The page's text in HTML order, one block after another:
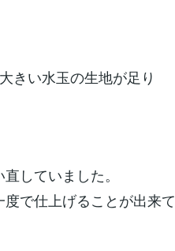
きい水玉の生地が足り
していました。
で仕上げることが出来て